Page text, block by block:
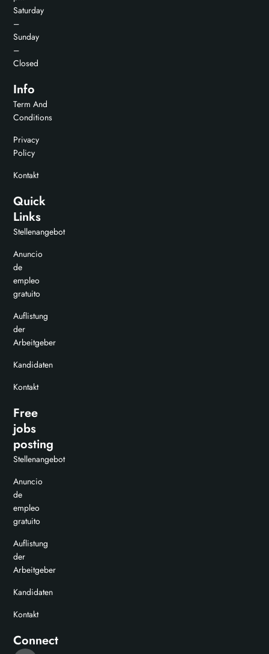
Saturday
–
Sunday
–
Closed
Info
Term And
Conditions
Privacy
Policy
Kontakt
Quick
Links
Stellenangebot
Anuncio
de
empleo
gratuito
Auflistung
der
Arbeitgeber
Kandidaten
Kontakt
Free
jobs
posting
Stellenangebot
Anuncio
de
empleo
gratuito
Auflistung
der
Arbeitgeber
Kandidaten
Kontakt
Connect